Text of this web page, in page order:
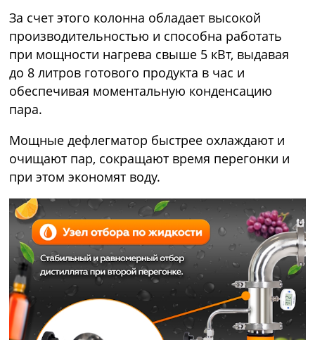
За счет этого колонна обладает высокой
производительностью и способна работать
при мощности нагрева свыше 5 кВт, выдавая
до 8 литров готового продукта в час и
обеспечивая моментальную конденсацию
пара.
Мощные дефлегматор быстрее охлаждают и
очищают пар, сокращают время перегонки и
при этом экономят воду.